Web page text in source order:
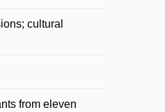
cultural
from eleven